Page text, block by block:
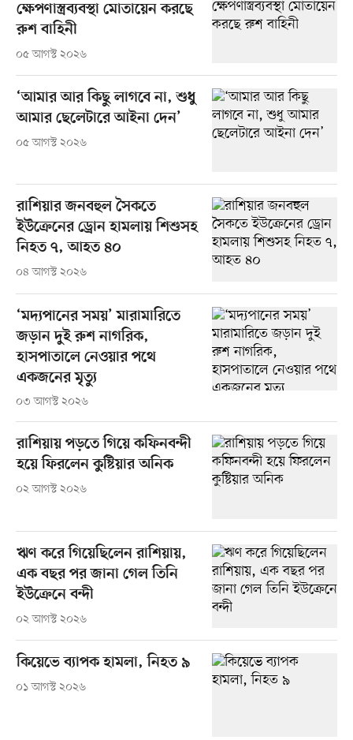
ক্ষেপণাস্ত্রব্যবস্থা মোতায়েন করছে
রুশ বাহিনী
০৫ আগস্ট ২০২৬
‘আমার আর কিছু লাগবে না, শুধু
আমার ছেলেটারে আইনা দেন’
০৫ আগস্ট ২০২৬
রাশিয়ার জনবহুল সৈকতে
ইউক্রেনের ড্রোন হামলায় শিশুসহ
নিহত ৭, আহত ৪০
০৪ আগস্ট ২০২৬
‘মদ্যপানের সময়’ মারামারিতে
জড়ান দুই রুশ নাগরিক,
হাসপাতালে নেওয়ার পথে
একজনের মৃত্যু
০৩ আগস্ট ২০২৬
রাশিয়ায় পড়তে গিয়ে কফিনবন্দী
হয়ে ফিরলেন কুষ্টিয়ার অনিক
০২ আগস্ট ২০২৬
ঋণ করে গিয়েছিলেন রাশিয়ায়,
এক বছর পর জানা গেল তিনি
ইউক্রেনে বন্দী
০২ আগস্ট ২০২৬
কিয়েভে ব্যাপক হামলা, নিহত ৯
০১ আগস্ট ২০২৬